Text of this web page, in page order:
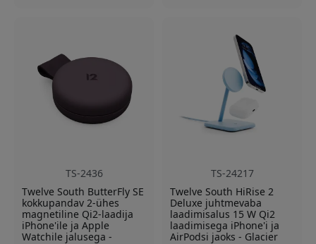
TS-2436
Twelve South ButterFly SE
kokkupandav 2-ühes
magnetiline Qi2-laadija
iPhone'ile ja Apple
Watchile jalusega -
TS-24217
Twelve South HiRise 2
Deluxe juhtmevaba
laadimisalus 15 W Qi2
laadimisega iPhone'i ja
AirPodsi jaoks - Glacier